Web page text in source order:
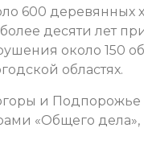
600 деревянных
десяти лет
около 150
областях.
и
«Общего